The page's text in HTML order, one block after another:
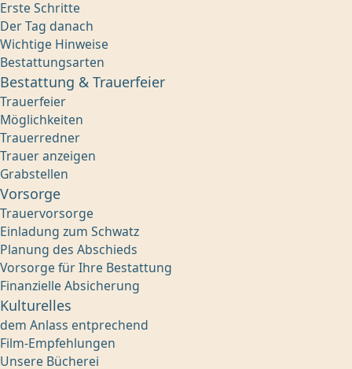
Erste Schritte
Der Tag danach
Wichtige Hinweise
Bestattungsarten
Bestattung & Trauerfeier
Trauerfeier
Möglichkeiten
Trauerredner
Trauer anzeigen
Grabstellen
Vorsorge
Trauervorsorge
Einladung zum Schwatz
Planung des Abschieds
Vorsorge für Ihre Bestattung
Finanzielle Absicherung
Kulturelles
dem Anlass entprechend
Film-Empfehlungen
Unsere Bücherei